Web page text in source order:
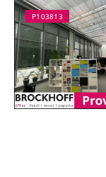
P103813